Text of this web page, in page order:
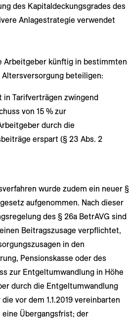
des Kapitaldeckungsgrades des
Anlagestrategie verwendet
Arbeitgeber künftig in bestimmten
beteiligen:
in Tarifverträgen zwingend
von 15 % zur
durch die
erspart (§ 23 Abs. 2
wurde zudem ein neuer §
aufgenommen. Nach dieser
des § 26a BetrAVG sind
Beitragszusage verpflichtet,
in den
Pensionskasse oder des
zur Entgeltumwandlung in Höhe
durch die Entgeltumwandlung
vor dem 1.1.2019 vereinbarten
Übergangsfrist; der